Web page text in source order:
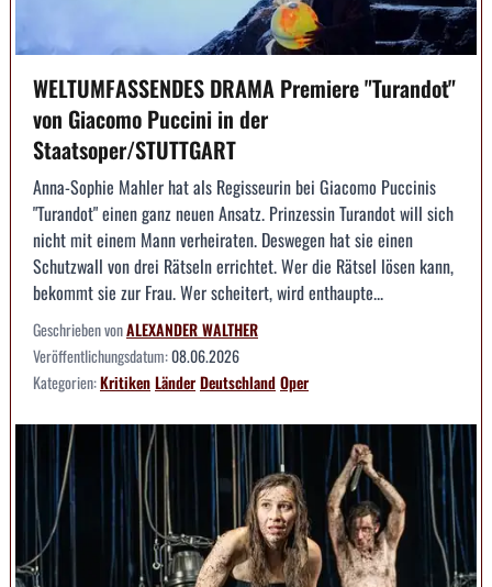
WELTUMFASSENDES DRAMA Premiere "Turandot"
von Giacomo Puccini in der
Staatsoper/STUTTGART
Anna-Sophie Mahler hat als Regisseurin bei Giacomo Puccinis
"Turandot" einen ganz neuen Ansatz. Prinzessin Turandot will sich
nicht mit einem Mann verheiraten. Deswegen hat sie einen
Schutzwall von drei Rätseln errichtet. Wer die Rätsel lösen kann,
bekommt sie zur Frau. Wer scheitert, wird enthaupte...
Geschrieben vonALEXANDER WALTHER
Veröffentlichungsdatum:08.06.2026
Kategorien:KritikenLänderDeutschlandOper